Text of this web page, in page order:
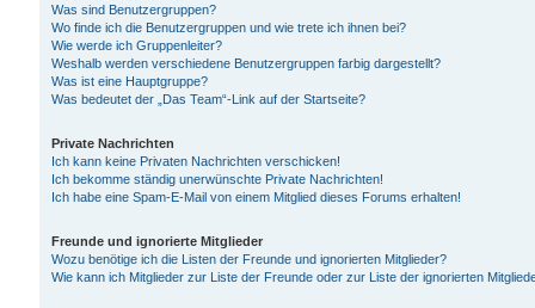
Was sind Benutzergruppen?
Wo finde ich die Benutzergruppen und wie trete ich ihnen bei?
Wie werde ich Gruppenleiter?
Weshalb werden verschiedene Benutzergruppen farbig dargestellt?
Was ist eine Hauptgruppe?
Was bedeutet der „Das Team“-Link auf der Startseite?
Private Nachrichten
Ich kann keine Privaten Nachrichten verschicken!
Ich bekomme ständig unerwünschte Private Nachrichten!
Ich habe eine Spam-E-Mail von einem Mitglied dieses Forums erhalten!
Freunde und ignorierte Mitglieder
Wozu benötige ich die Listen der Freunde und ignorierten Mitglieder?
Wie kann ich Mitglieder zur Liste der Freunde oder zur Liste der ignorierten